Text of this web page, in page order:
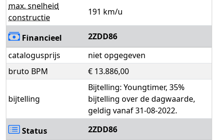
max. snelheid
constructie
191 km/u
Financieel
2ZDD86
catalogusprijs
niet opgegeven
bruto BPM
€ 13.886,00
bijtelling
Bijtelling: Youngtimer, 35%
bijtelling over de dagwaarde,
geldig vanaf 31-08-2022.
Status
2ZDD86